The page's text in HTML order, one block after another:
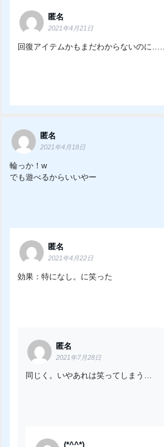
匿名
2021年4月21日
回復アイテムかもまだわからないのに……
匿名
2021年4月18日
輪っか！w
でも遊べるからいいやー
匿名
2021年4月22日
効果：特になし。に笑った
匿名
2021年7月28日
同じく。いやあれは笑ってしまう…
(*^^*)